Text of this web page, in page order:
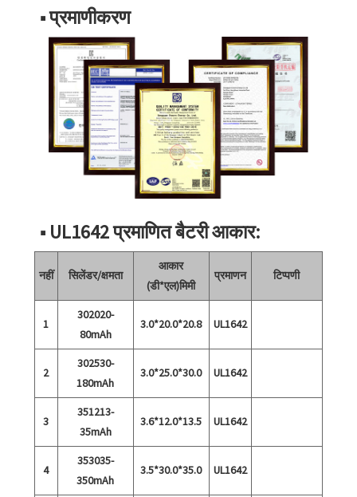
■ प्रमाणीकरण
■ UL1642 प्रमाणित बैटरी आकार:
नहीं सिलेंडर/क्षमता
आकार
(डी*एल)मिमी
प्रमाणन टिप्पणी
1
302020-
80mAh
3.0*20.0*20.8 UL1642
2
302530-
180mAh
3.0*25.0*30.0 UL1642
3
351213-
35mAh
3.6*12.0*13.5 UL1642
4
353035-
350mAh
3.5*30.0*35.0 UL1642